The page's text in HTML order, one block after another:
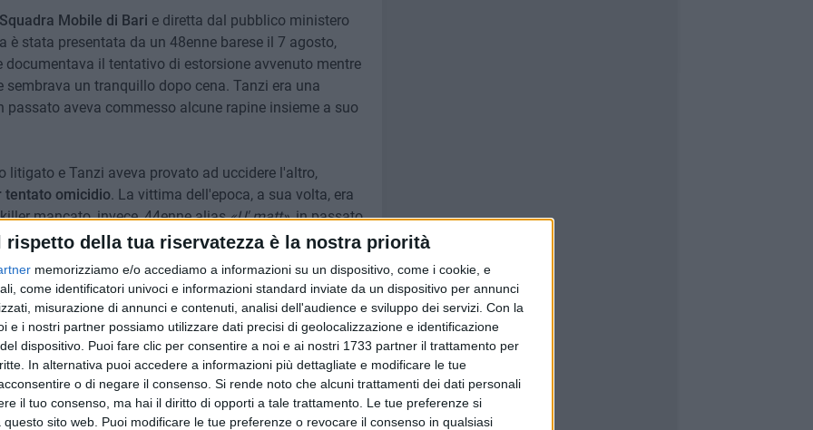
rispetto della tua riservatezza è la nostra priorità
memorizziamo e/o accediamo a informazioni su un dispositivo, come i cookie, e
come identificatori univoci e informazioni standard inviate da un dispositivo per annunci
misurazione di annunci e contenuti, analisi dell'audience e sviluppo dei servizi. Con la
e i nostri partner possiamo utilizzare dati precisi di geolocalizzazione e identificazione
dispositivo. Puoi fare clic per consentire a noi e ai nostri 1733 partner il trattamento per
In alternativa puoi accedere a informazioni più dettagliate e modificare le tue
o di negare il consenso. Si rende noto che alcuni trattamenti dei dati personali
il tuo consenso, ma hai il diritto di opporti a tale trattamento. Le tue preferenze si
sito web. Puoi modificare le tue preferenze o revocare il consenso in qualsiasi
Squadra Mobile di Bari e diretta dal pubblico ministero
è stata presentata da un 48enne barese il 7 agosto,
il tentativo di estorsione avvenuto mentre
un tranquillo dopo cena. Tanzi era una
aveva commesso alcune rapine insieme a suo
litigato e Tanzi aveva provato ad uccidere l'altro,
tentato omicidio. La vittima dell'epoca, a sua volta, era
mancato, invece, 44enne alias«U' matt», in passato
da tempo nel carcere di Catanzaro e di lì aveva
della scarcerazione, che sarebbe dovuta avvenire
niente in testa». Ed ancora:«Se non porti 20mila euro
le carte». L'intera conversazione è stata ripresa
inQuestura. Per questo motivo, il suo ritorno